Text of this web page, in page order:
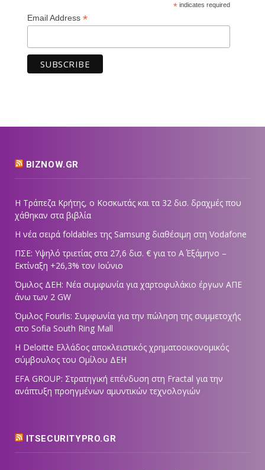
*indicates required
Email Address *
BIZNOW.GR
Η Τράπεζα Κρήτης, ο Κοσκωτάς και τα 32 δισ. δραχμές που
χάθηκαν στα βιβλία
Η νέα σειρά foldables της Samsung διαθέσιμη στη Vodafone
ΠΣΕ: Υψηλό τριετίας στα 27,6 δισ. € για το Α΄ Εξάμηνο –
Εκτίναξη +26,3% τον Ιούνιο
Όμιλος ΔΕΗ: Νέα συμφωνία για χαρτοφυλάκιο έργων ΑΠΕ
άνω των 2 GW
Όμιλος Fourlis: Συμφωνία για την πώληση της συμμετοχής
στο Sofia South Ring Mall
Η Deloitte Ελλάδος αποκλειστικός χρηματοοικονομικός
σύμβουλος του Ομίλου ΔΕΗ
EFA GROUP: Στρατηγική επένδυση στη Fractal για την
ανάπτυξη προηγμένων αμυντικών τεχνολογιών
ITSECURITYPRO.GR